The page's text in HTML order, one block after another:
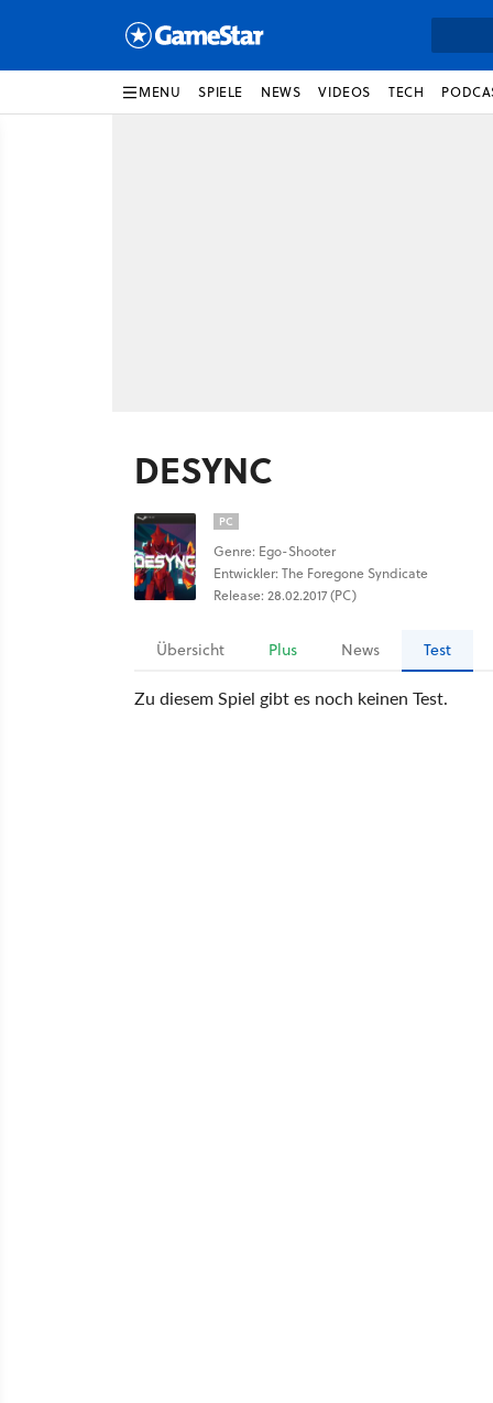
MENU SPIELE NEWS VIDEOS TECH
DESYNC
PC
Genre: Ego-Shooter
Entwickler: The Foregone Syndicate
Release: 28.02.2017 (PC)
Übersicht Plus News Test
Zu diesem Spiel gibt es noch keinen Test.